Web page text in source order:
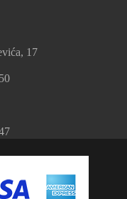
17